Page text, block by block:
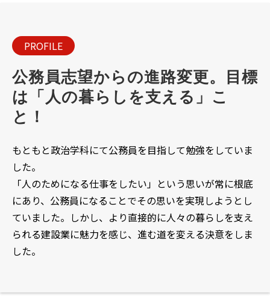
PROFILE
公務員志望からの進路変更。目標
は「人の暮らしを支える」こ
と！
もともと政治学科にて公務員を目指して勉強をしていま
した。
「人のためになる仕事をしたい」という思いが常に根底
にあり、公務員になることでその思いを実現しようとし
ていました。しかし、より直接的に人々の暮らしを支え
られる建設業に魅力を感じ、進む道を変える決意をしま
した。